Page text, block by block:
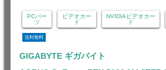
PCパー
ツ
ビデオカー
ド
NVIDIAビデオカー
ド
送料無料
GIGABYTE ギガバイト